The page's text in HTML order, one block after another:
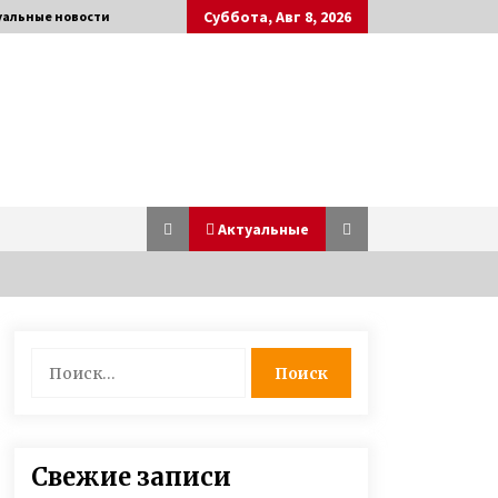
новости Суббота, Авг 8, 2026
Актуальные
создала рок-группу, в которой
Сум усыновили сразу троих детей,
Свежие записи